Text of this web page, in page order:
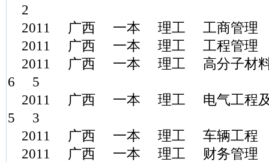
2
2011 广西 一本 理工 工商管
2011 广西 一本 理工 工程管
2011 广西 一本 理工 高分子材
6 5
2011 广西 一本 理工 电气工程
5 3
2011 广西 一本 理工 车辆工
2011 广西 一本 理工 财务管